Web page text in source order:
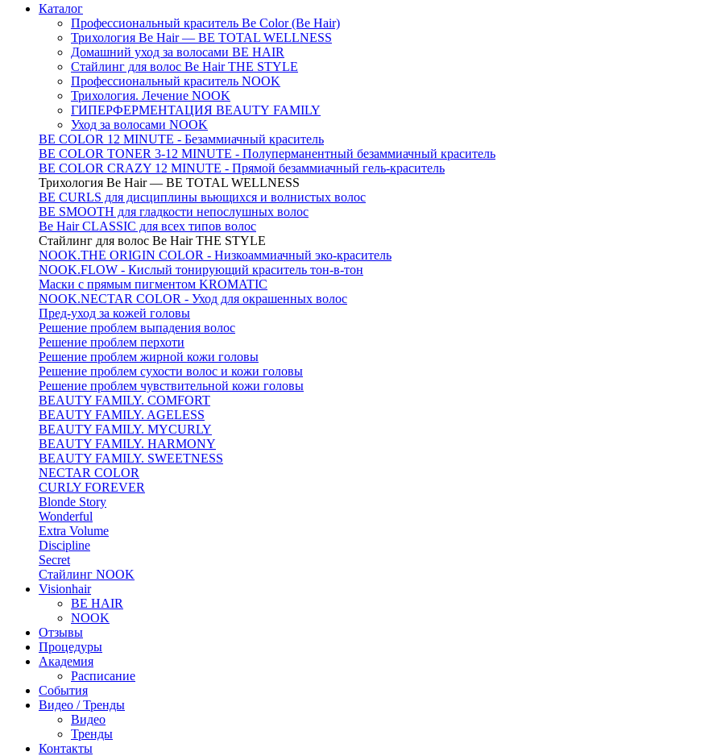
Каталог
Профессиональный краситель Be Color (Be Hair)
Трихология Be Hair — BE TOTAL WELLNESS
Домашний уход за волосами BE HAIR
Стайлинг для волос Be Hair THE STYLE
Профессиональный краситель NOOK
Трихология. Лечение NOOK
ГИПЕРФЕРМЕНТАЦИЯ BEAUTY FAMILY
Уход за волосами NOOK
BE COLOR 12 MINUTE - Безаммиачный краситель
BE COLOR TONER 3-12 MINUTE - Полуперманентный безаммиачный краситель
BE COLOR CRAZY 12 MINUTE - Прямой безаммиачный гель-краситель
Трихология Be Hair — BE TOTAL WELLNESS
BE CURLS для дисциплины вьющихся и волнистых волос
BE SMOOTH для гладкости непослушных волос
Be Hair CLASSIC для всех типов волос
Стайлинг для волос Be Hair THE STYLE
NOOK.THE ORIGIN COLOR - Низкоаммиачный эко-краситель
NOOK.FLOW - Кислый тонирующий краситель тон-в-тон
Маски с прямым пигментом KROMATIC
NOOK.NECTAR COLOR - Уход для окрашенных волос
Пред-уход за кожей головы
Решение проблем выпадения волос
Решение проблем перхоти
Решение проблем жирной кожи головы
Решение проблем сухости волос и кожи головы
Решение проблем чувствительной кожи головы
BEAUTY FAMILY. COMFORT
BEAUTY FAMILY. AGELESS
BEAUTY FAMILY. MYCURLY
BEAUTY FAMILY. HARMONY
BEAUTY FAMILY. SWEETNESS
NECTAR COLOR
CURLY FOREVER
Blonde Story
Wonderful
Extra Volume
Discipline
Secret
Стайлинг NOOK
Visionhair
BE HAIR
NOOK
Отзывы
Процедуры
Академия
Расписание
События
Видео / Тренды
Видео
Тренды
Контакты